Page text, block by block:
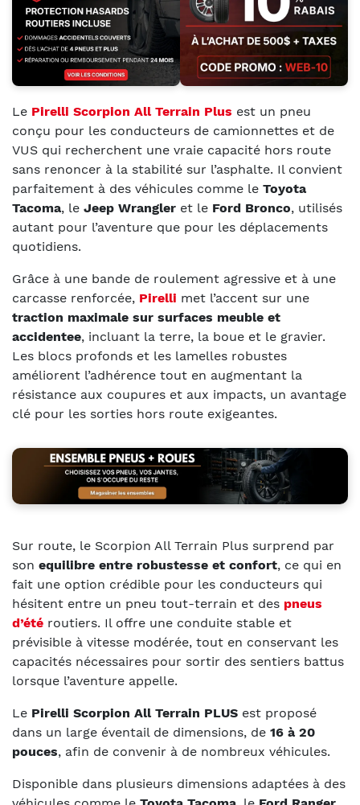
Le Pirelli Scorpion All Terrain Plus est un pneu
conçu pour les conducteurs de camionnettes et de
VUS qui recherchent une vraie capacité hors route
sans renoncer à la stabilité sur l’asphalte. Il convient
parfaitement à des véhicules comme le Toyota
Tacoma, le Jeep Wrangler et le Ford Bronco, utilisés
autant pour l’aventure que pour les déplacements
quotidiens.
Grâce à une bande de roulement agressive et à une
carcasse renforcée, Pirelli met l’accent sur une
traction maximale sur surfaces meuble et
accidentee, incluant la terre, la boue et le gravier.
Les blocs profonds et les lamelles robustes
améliorent l’adhérence tout en augmentant la
résistance aux coupures et aux impacts, un avantage
clé pour les sorties hors route exigeantes.
Sur route, le Scorpion All Terrain Plus surprend par
son equilibre entre robustesse et confort, ce qui en
fait une option crédible pour les conducteurs qui
hésitent entre un pneu tout-terrain et des pneus
d’été routiers. Il offre une conduite stable et
prévisible à vitesse modérée, tout en conservant les
capacités nécessaires pour sortir des sentiers battus
lorsque l’aventure appelle.
Le Pirelli Scorpion All Terrain PLUS est proposé
dans un large éventail de dimensions, de 16 à 20
pouces, afin de convenir à de nombreux véhicules.
Disponible dans plusieurs dimensions adaptées à des